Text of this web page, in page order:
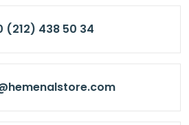
(212) 438 50 34